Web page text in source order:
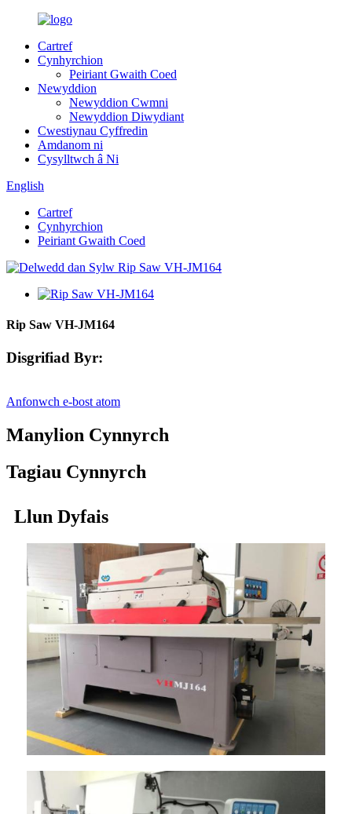
Cartref
Cynhyrchion
Peiriant Gwaith Coed
Newyddion
Newyddion Cwmni
Newyddion Diwydiant
Cwestiynau Cyffredin
Amdanom ni
Cysylltwch â Ni
English
Cartref
Cynhyrchion
Peiriant Gwaith Coed
Rip Saw VH-JM164
Disgrifiad Byr:
Anfonwch e-bost atom
Manylion Cynnyrch
Tagiau Cynnyrch
Llun Dyfais